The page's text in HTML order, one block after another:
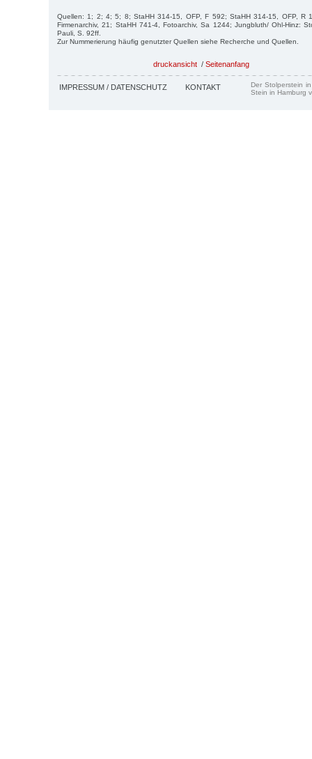
Quellen: 1; 2; 4; 5; 8; StaHH 314-15, OFP, F 592; StaHH 314-15, OFP, R
Firmenarchiv, 21; StaHH 741-4, Fotoarchiv, Sa 1244; Jung­bluth/ Ohl-Hinz:
Pauli, S. 92ff.
Zur Nummerierung häufig genutzter Quellen siehe Recherche und Quellen.
druckansicht / Seitenanfang
IMPRESSUM / DATENSCHUTZ KONTAKT
Der Stolperstein
Stein in Hamburg